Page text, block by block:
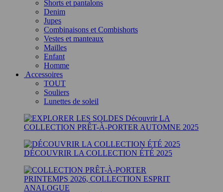
Shorts et pantalons
Denim
Jupes
Combinaisons et Combishorts
Vestes et manteaux
Mailles
Enfant
Homme
‎ Accessoires
TOUT
Souliers
Lunettes de soleil
Découvrir LA
COLLECTION PRÊT-À-PORTER AUTOMNE 2025
DÉCOUVRIR LA COLLECTION ÉTÉ 2025